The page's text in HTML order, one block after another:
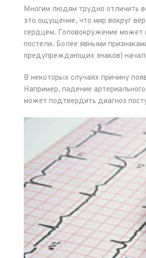
Многим людям трудно отличить
это ощущение, что мир вокруг
сердцем. Головокружение может
постели. Более явными
предупреждающих знаков)
В некоторых случаях причину
Например, падение
может подтвердить диагноз